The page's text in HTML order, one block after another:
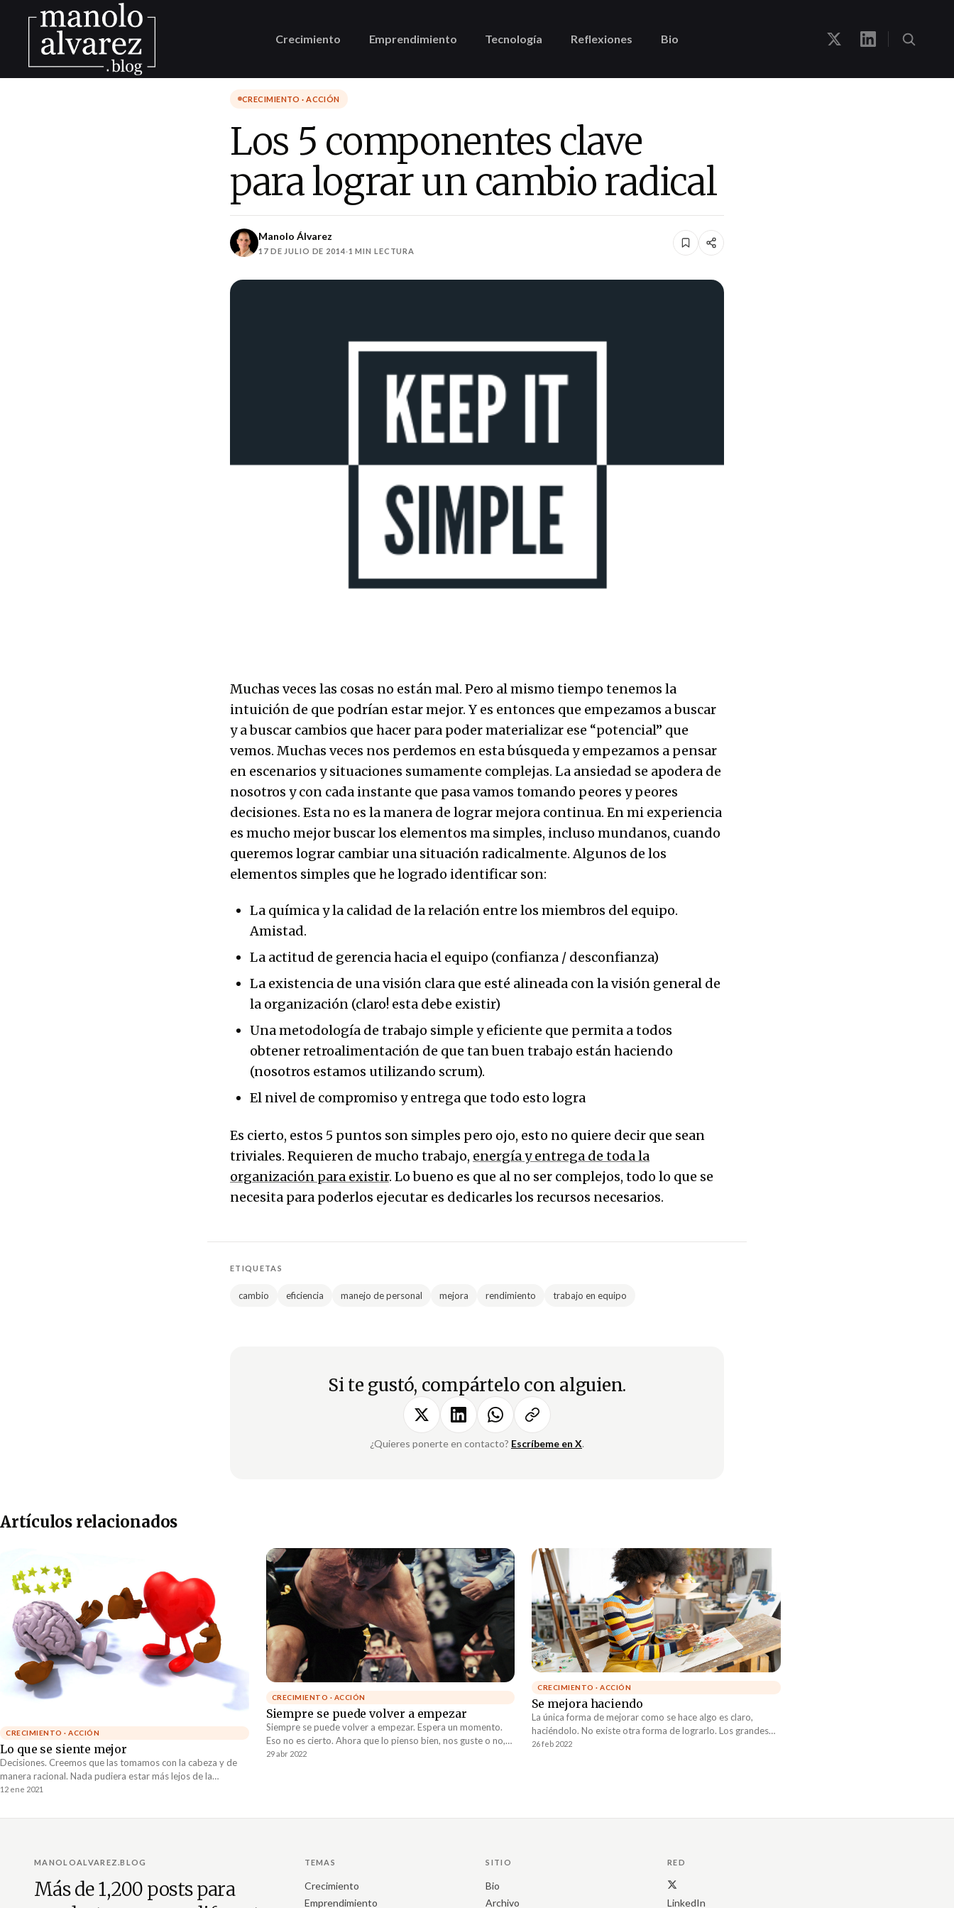
Crecimiento Emprendimiento Tecnología Reflexiones Bio
CRECIMIENTO · ACCIÓN
Los 5 componentes clave
para lograr un cambio radical
Manolo Álvarez
17 DE JULIO DE 2014·1 MIN LECTURA
Muchas veces las cosas no están mal. Pero al mismo tiempo tenemos la
intuición de que podrían estar mejor. Y es entonces que empezamos a buscar
y a buscar cambios que hacer para poder materializar ese “potencial” que
vemos. Muchas veces nos perdemos en esta búsqueda y empezamos a pensar
en escenarios y situaciones sumamente complejas. La ansiedad se apodera de
nosotros y con cada instante que pasa vamos tomando peores y peores
decisiones. Esta no es la manera de lograr mejora continua. En mi experiencia
es mucho mejor buscar los elementos ma simples, incluso mundanos, cuando
queremos lograr cambiar una situación radicalmente. Algunos de los
elementos simples que he logrado identificar son:
La química y la calidad de la relación entre los miembros del equipo.
Amistad.
La actitud de gerencia hacia el equipo (confianza / desconfianza)
La existencia de una visión clara que esté alineada con la visión general de
la organización (claro! esta debe existir)
Una metodología de trabajo simple y eficiente que permita a todos
obtener retroalimentación de que tan buen trabajo están haciendo
(nosotros estamos utilizando scrum).
El nivel de compromiso y entrega que todo esto logra
Es cierto, estos 5 puntos son simples pero ojo, esto no quiere decir que sean
triviales. Requieren de mucho trabajo, energía y entrega de toda la
organización para existir. Lo bueno es que al no ser complejos, todo lo que se
necesita para poderlos ejecutar es dedicarles los recursos necesarios.
ETIQUETAS
cambio eficiencia manejo de personal mejora rendimiento trabajo en equipo
Si te gustó, compártelo con alguien.
¿Quieres ponerte en contacto? Escríbeme en X.
Artículos relacionados
CRECIMIENTO · ACCIÓN
Lo que se siente mejor
Decisiones. Creemos que las tomamos con la cabeza y de
manera racional. Nada pudiera estar más lejos de la
realidad. Las decisiones, al final del día, las tomamos en
12 ene 2021
CRECIMIENTO · ACCIÓN
Siempre se puede volver a empezar
Siempre se puede volver a empezar. Espera un momento.
Eso no es cierto. Ahora que lo pienso bien, nos guste o no,
siempre estamos volviendo a empezar. No tenemos opción
29 abr 2022
CRECIMIENTO · ACCIÓN
Se mejora haciendo
La única forma de mejorar como se hace algo es claro,
haciéndolo. No existe otra forma de lograrlo. Los grandes
escritores se hacen escribiendo, al igual que los grandes
26 feb 2022
MANOLOALVAREZ.BLOG
Más de 1,200 posts para
TEMAS
Crecimiento
Emprendimiento
SITIO
Bio
Archivo
RED
LinkedIn